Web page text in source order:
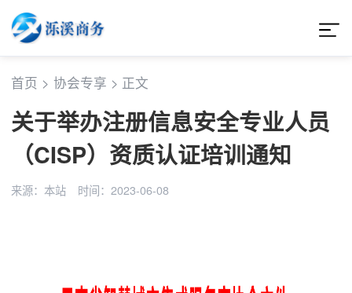
首页 > 协会专享 > 正文
关于举办注册信息安全专业人员
（CISP）资质认证培训通知
来源：本站 时间：2023-06-08